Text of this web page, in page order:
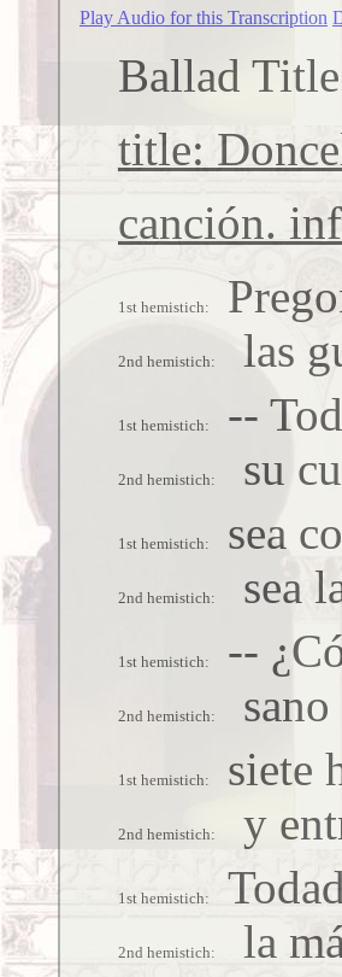
Play Audio for this Transcription
Ballad
title:
canción.
las
--
su
sea
sea
--
siete
y
la